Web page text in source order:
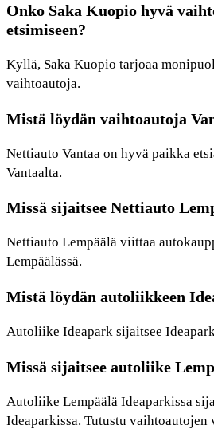
Onko Saka Kuopio hyvä
etsimiseen?
Kyllä, Saka Kuopio tarjoaa
vaihtoautoja.
Mistä löydän vaihtoautoja
Nettiauto Vantaa on hyvä paikka
Vantaalta.
Missä sijaitsee Nettiauto
Nettiauto Lempäälä viittaa
Lempäälässä.
Mistä löydän autoliikkeen
Autoliike Ideapark sijaitsee
Missä sijaitsee autoliike
Autoliike Lempäälä Ideaparkissa
Ideaparkissa. Tutustu vaihtoautojen